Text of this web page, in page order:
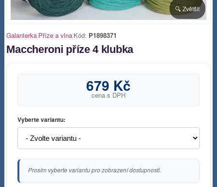
🔍 Zvětšit
Galanterka|Příze a vlna|Kód: P1898371
Maccheroni příze 4 klubka
679 Kč
cena s DPH
Vyberte variantu:
Prosím vyberte variantu pro zobrazení dostupnosti.